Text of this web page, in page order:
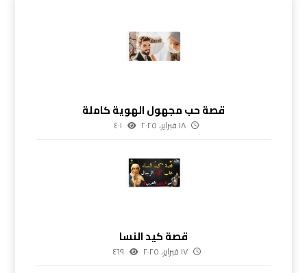
قصة حب مجهول الهوية كاملة
١٨ فبراير، ٢٠٢٥ ٤٠١
قصة كيد النسا
١٧ فبراير، ٢٠٢٥ ٤٦٩